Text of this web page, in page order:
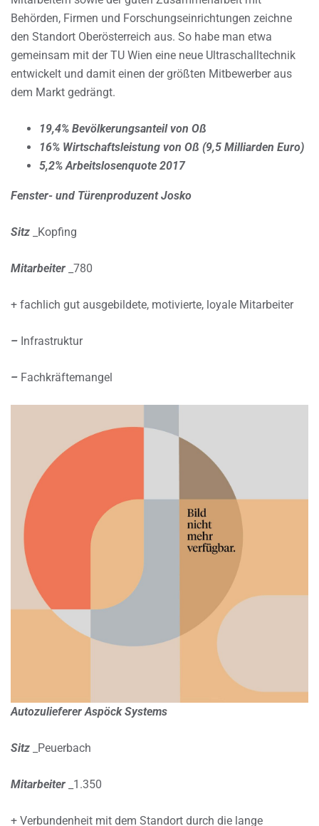
Behörden, Firmen und Forschungseinrichtungen zeichne
den Standort Oberösterreich aus. So habe man etwa
gemeinsam mit der TU Wien eine neue Ultraschalltechnik
entwickelt und damit einen der größten Mitbewerber aus
dem Markt gedrängt.
19,4% Bevölkerungsanteil von Oß
16% Wirtschaftsleistung von Oß (9,5 Milliarden Euro)
5,2% Arbeitslosenquote 2017
Fenster- und Türenproduzent Josko
Sitz _Kopfing
Mitarbeiter _780
+ fachlich gut ausgebildete, motivierte, loyale Mitarbeiter
– Infrastruktur
– Fachkräftemangel
Autozulieferer Aspöck Systems
Sitz _Peuerbach
Mitarbeiter _1.350
+ Verbundenheit mit dem Standort durch die lange